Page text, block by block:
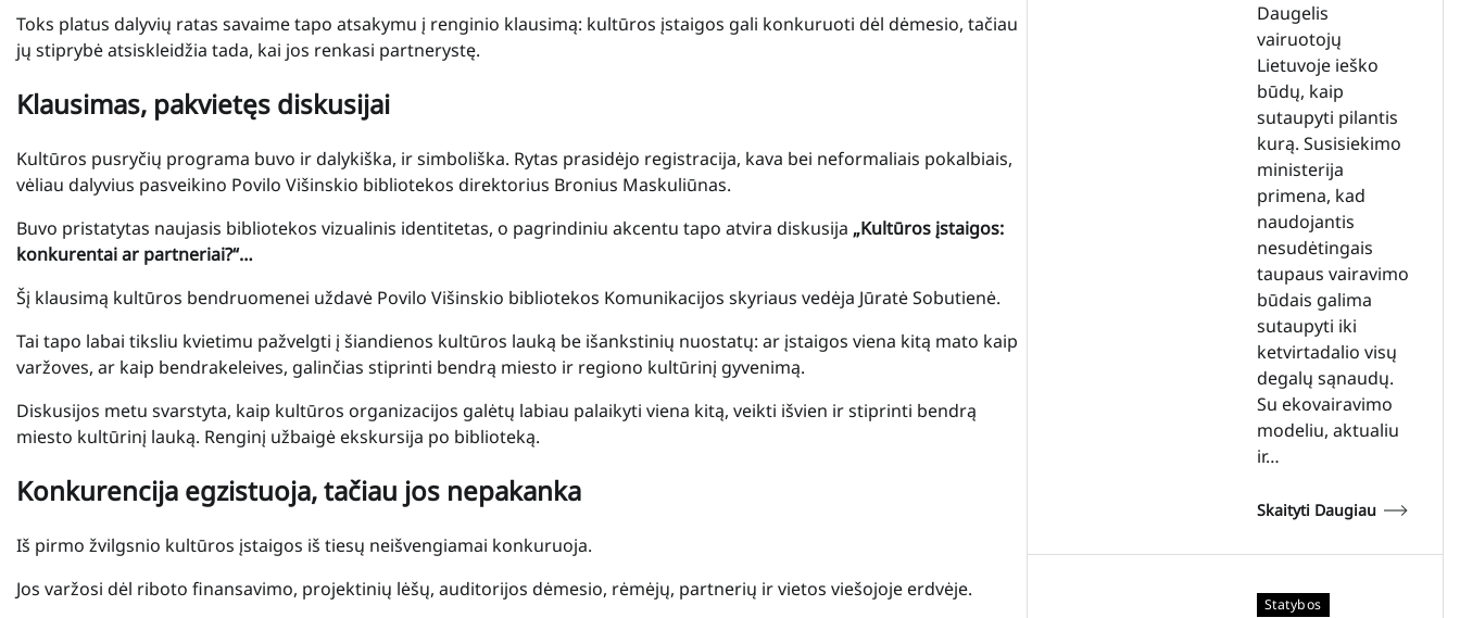
Toks platus dalyvių ratas savaime tapo atsakymu į renginio klausimą: kultūros įstaigos gali konkuruoti dėl dėmesio, tačiau
jų stiprybė atsiskleidžia tada, kai jos renkasi partnerystę.
Klausimas, pakvietęs diskusijai
Kultūros pusryčių programa buvo ir dalykiška, ir simboliška. Rytas prasidėjo registracija, kava bei neformaliais pokalbiais,
vėliau dalyvius pasveikino Povilo Višinskio bibliotekos direktorius Bronius Maskuliūnas.
Buvo pristatytas naujasis bibliotekos vizualinis identitetas, o pagrindiniu akcentu tapo atvira diskusija „Kultūros įstaigos:
konkurentai ar partneriai?“…
Šį klausimą kultūros bendruomenei uždavė Povilo Višinskio bibliotekos Komunikacijos skyriaus vedėja Jūratė Sobutienė.
Tai tapo labai tiksliu kvietimu pažvelgti į šiandienos kultūros lauką be išankstinių nuostatų: ar įstaigos viena kitą mato kaip
varžoves, ar kaip bendrakeleives, galinčias stiprinti bendrą miesto ir regiono kultūrinį gyvenimą.
Diskusijos metu svarstyta, kaip kultūros organizacijos galėtų labiau palaikyti viena kitą, veikti išvien ir stiprinti bendrą
miesto kultūrinį lauką. Renginį užbaigė ekskursija po biblioteką.
Konkurencija egzistuoja, tačiau jos nepakanka
Iš pirmo žvilgsnio kultūros įstaigos iš tiesų neišvengiamai konkuruoja.
Jos varžosi dėl riboto finansavimo, projektinių lėšų, auditorijos dėmesio, rėmėjų, partnerių ir vietos viešojoje erdvėje.
Daugelis
vairuotojų
Lietuvoje ieško
būdų, kaip
sutaupyti pilantis
kurą. Susisiekimo
ministerija
primena, kad
naudojantis
nesudėtingais
taupaus vairavimo
būdais galima
sutaupyti iki
ketvirtadalio visų
degalų sąnaudų.
Su ekovairavimo
modeliu, aktualiu
ir…
Skaityti Daugiau
Statybos